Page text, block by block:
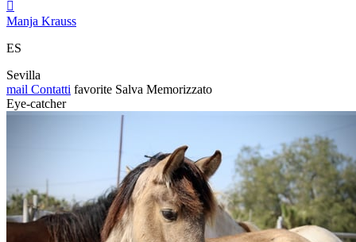

Manja Krauss
ES
Sevilla
mail Contatti favorite Salva Memorizzato
Eye-catcher